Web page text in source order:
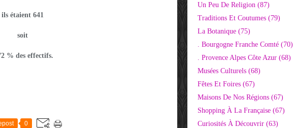
ils étaient 641
soit
% des effectifs.
0
Un Peu De Religion (87)
Traditions Et Coutumes (79)
La Botanique (75)
. Bourgogne Franche Comté (70)
. Provence Alpes Côte Azur (68)
Musées Culturels (68)
Fêtes Et Foires (67)
Maisons De Nos Régions (67)
Shopping À La Française (67)
Curiosités À Découvrir (63)